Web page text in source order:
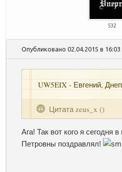
532
Опубликовано 02.04.2015 в
Цитата zeus_x ()
UW5EIX - Евгений,
Ага! Так вот кого я сегодня
Петровны поздравлял!